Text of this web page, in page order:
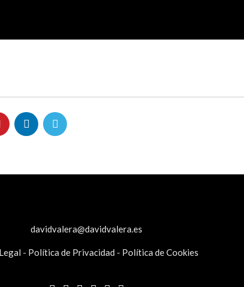
davidvalera@davidvalera.es
- Política de Privacidad - Política de Cookies